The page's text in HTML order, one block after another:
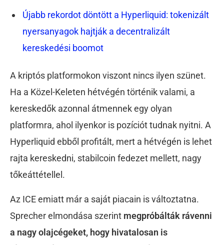
Újabb rekordot döntött a Hyperliquid: tokenizált
nyersanyagok hajtják a decentralizált
kereskedési boomot
A kriptós platformokon viszont nincs ilyen szünet.
Ha a Közel-Keleten hétvégén történik valami, a
kereskedők azonnal átmennek egy olyan
platformra, ahol ilyenkor is pozíciót tudnak nyitni. A
Hyperliquid ebből profitált, mert a hétvégén is lehet
rajta kereskedni, stabilcoin fedezet mellett, nagy
tőkeáttétellel.
Az ICE emiatt már a saját piacain is változtatna.
Sprecher elmondása szerint megpróbálták rávenni
a nagy olajcégeket, hogy hivatalosan is